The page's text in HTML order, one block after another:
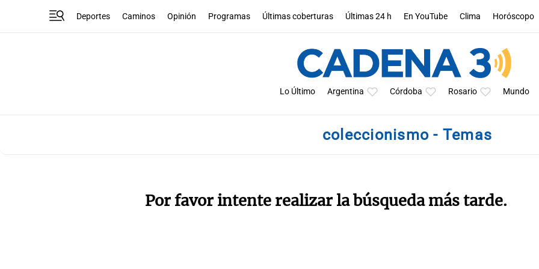
Deportes Caminos Opinión Programas Últimas coberturas Últimas 24 h En YouTube Clima Horóscopo
Lo Último Argentina Córdoba Rosario Mundo
coleccionismo - Temas
Por favor intente realizar la búsqueda más tarde.